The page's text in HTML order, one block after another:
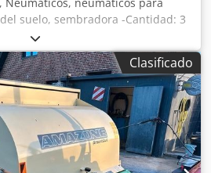
suelo, sembradora -Cantidad: 3
Amazone -Tamaño del
-Dimensión: Ø 750 -Precio total:
Aeb A E Ufjbrjck -Peso: 51
Clasificado